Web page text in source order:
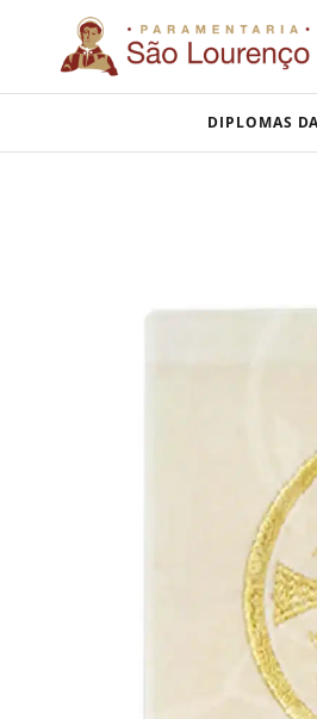
content
DIPLOMAS